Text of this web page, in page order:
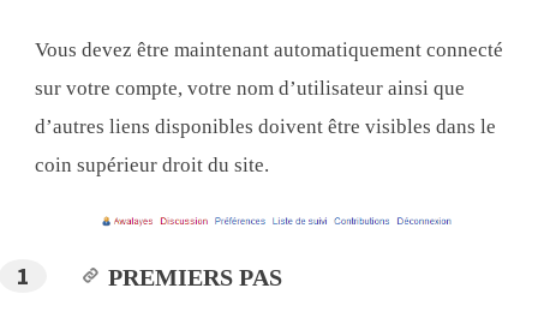
Vous devez être maintenant automatiquement connecté
sur votre compte, votre nom d’utilisateur ainsi que
d’autres liens disponibles doivent être visibles dans le
coin supérieur droit du site.
PREMIERS PAS